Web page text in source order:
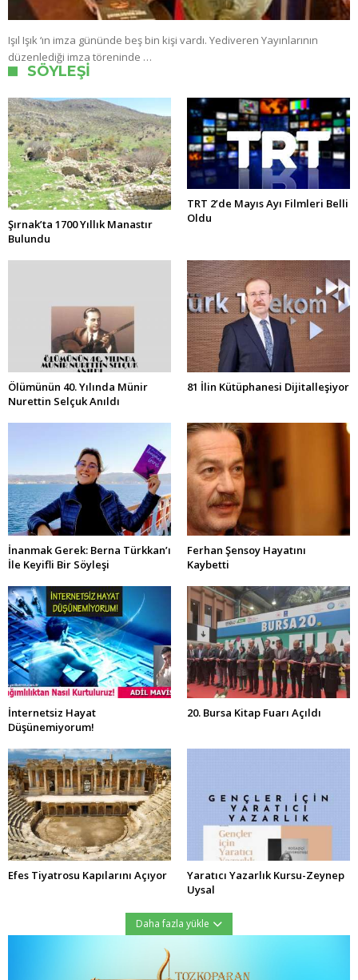
Işıl Işık ‘ın imza gününde beş bin kişi vardı. Yediveren Yayınlarının
düzenlediği imza töreninde …
SÖYLEŞI
Şırnak’ta 1700 Yıllık Manastır
Bulundu
TRT 2’de Mayıs Ayı Filmleri Belli
Oldu
Ölümünün 40. Yılında Münir
Nurettin Selçuk Anıldı
81 İlin Kütüphanesi Dijitalleşiyor
İnanmak Gerek: Berna Türkkan’ı
İle Keyifli Bir Söyleşi
Ferhan Şensoy Hayatını
Kaybetti
İnternetsiz Hayat
Düşünemiyorum!
20. Bursa Kitap Fuarı Açıldı
Efes Tiyatrosu Kapılarını Açıyor
Yaratıcı Yazarlık Kursu-Zeynep
Uysal
Daha fazla yükle